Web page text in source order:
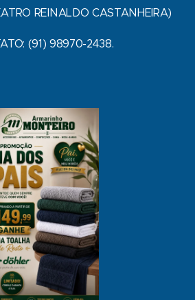
REINALDO CASTANHEIRA)
(91) 98970-2438.